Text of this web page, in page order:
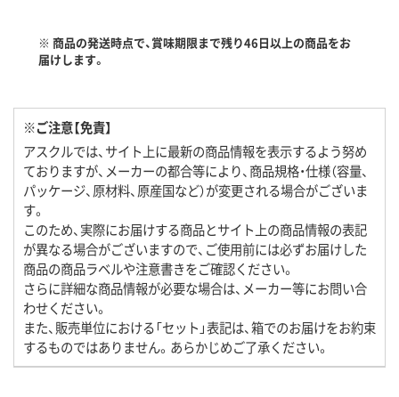
※ 商品の発送時点で、賞味期限まで残り46日以上の商品をお
届けします。
※ご注意【免責】
アスクルでは、サイト上に最新の商品情報を表示するよう努め
ておりますが、メーカーの都合等により、商品規格・仕様（容量、
パッケージ、原材料、原産国など）が変更される場合がございま
す。
このため、実際にお届けする商品とサイト上の商品情報の表記
が異なる場合がございますので、ご使用前には必ずお届けした
商品の商品ラベルや注意書きをご確認ください。
さらに詳細な商品情報が必要な場合は、メーカー等にお問い合
わせください。
また、販売単位における「セット」表記は、箱でのお届けをお約束
するものではありません。あらかじめご了承ください。